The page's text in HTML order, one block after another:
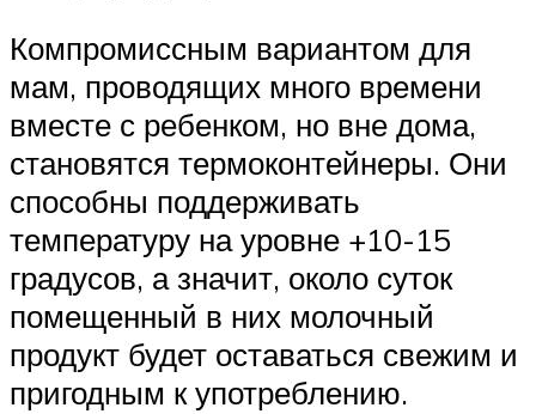
Компромиссным вариантом для
мам, проводящих много времени
вместе с ребенком, но вне дома,
становятся термоконтейнеры. Они
способны поддерживать
температуру на уровне +10-15
градусов, а значит, около суток
помещенный в них молочный
продукт будет оставаться свежим и
пригодным к употреблению.